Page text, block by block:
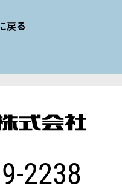
戻る
2238